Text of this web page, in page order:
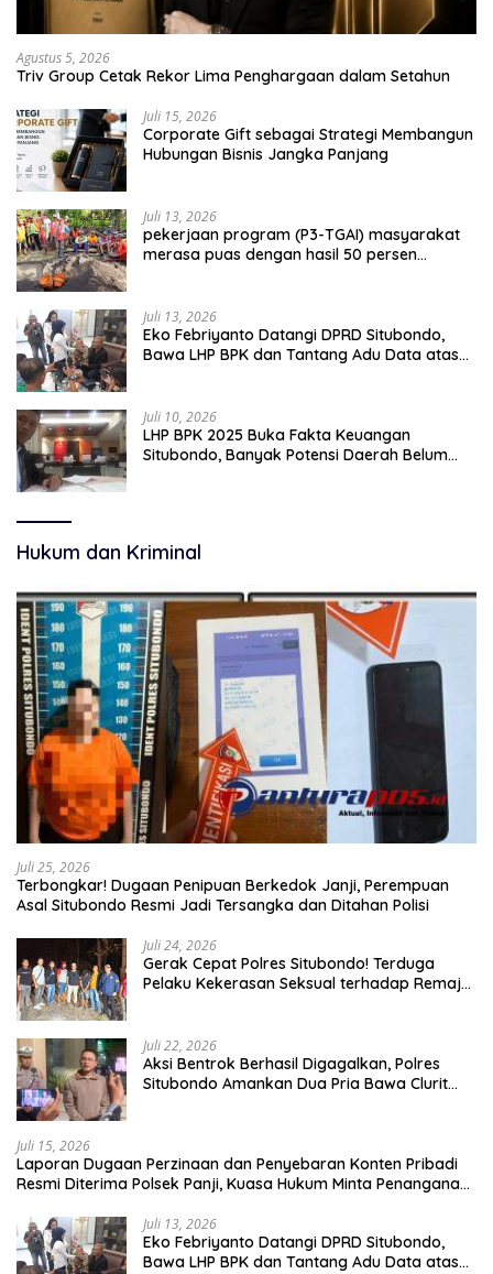
Agustus 5, 2026
Triv Group Cetak Rekor Lima Penghargaan dalam Setahun
Juli 15, 2026
Corporate Gift sebagai Strategi Membangun
Hubungan Bisnis Jangka Panjang
Juli 13, 2026
pekerjaan program (P3-TGAI) masyarakat
merasa puas dengan hasil 50 persen
Juli 13, 2026
Eko Febriyanto Datangi DPRD Situbondo,
Bawa LHP BPK dan Tantang Adu Data atas
Juli 10, 2026
LHP BPK 2025 Buka Fakta Keuangan
Situbondo, Banyak Potensi Daerah Belum
Hukum dan Kriminal
Juli 25, 2026
Terbongkar! Dugaan Penipuan Berkedok Janji, Perempuan
Asal Situbondo Resmi Jadi Tersangka dan Ditahan Polisi
Juli 24, 2026
Gerak Cepat Polres Situbondo! Terduga
Pelaku Kekerasan Seksual terhadap Remaja
Juli 22, 2026
Aksi Bentrok Berhasil Digagalkan, Polres
Situbondo Amankan Dua Pria Bawa Clurit
Juli 15, 2026
Laporan Dugaan Perzinaan dan Penyebaran Konten Pribadi
Resmi Diterima Polsek Panji, Kuasa Hukum Minta Penanganan
Juli 13, 2026
Eko Febriyanto Datangi DPRD Situbondo,
Bawa LHP BPK dan Tantang Adu Data atas